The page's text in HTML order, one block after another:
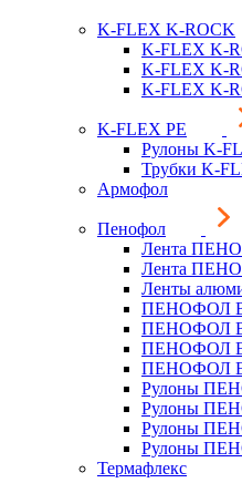
K-FLEX K-ROCK
K-FLEX K-
K-FLEX K-
K-FLEX K-
K-FLEX PE
Рулоны K-
Трубки K-
Армофол
Пенофол
Лента
Лента
Ленты
ПЕНОФОЛ
ПЕНОФОЛ
ПЕНОФОЛ
ПЕНОФОЛ
Рулоны
Рулоны
Рулоны
Рулоны
Термафлекс